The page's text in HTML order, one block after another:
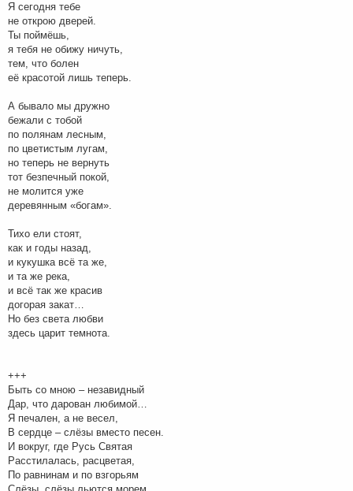
Я сегодня тебе
не открою дверей.
Ты поймёшь,
я тебя не обижу ничуть,
тем, что болен
её красотой лишь теперь.
А бывало мы дружно
бежали с тобой
по полянам лесным,
по цветистым лугам,
но теперь не вернуть
тот безпечный покой,
не молится уже
деревянным «богам».
Тихо ели стоят,
как и годы назад,
и кукушка всё та же,
и та же река,
и всё так же красив
догорая закат…
Но без света любви
здесь царит темнота.
+++
Быть со мною – незавидный
Дар, что дарован любимой…
Я печален, а не весел,
В сердце – слёзы вместо песен.
И вокруг, где Русь Святая
Расстилалась, расцветая,
По равнинам и по взгорьям